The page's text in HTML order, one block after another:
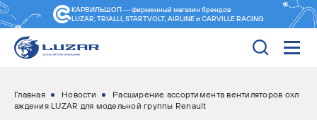
КАРВИЛЬШОП — фирменный магазин брендов
LUZAR, TRIALLI, STARTVOLT, AIRLINE и CARVILLE RACING
Главная Новости
Расширение ассортимента вентиляторов охл
аждения LUZAR для модельной группы Renault